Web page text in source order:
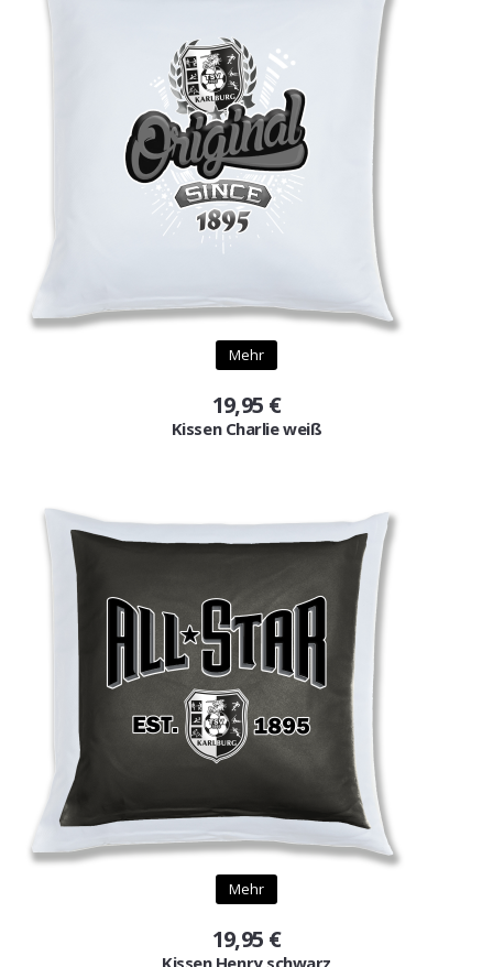
Mehr
19,95 €
Kissen Charlie weiß
Mehr
19,95 €
Kissen Henry schwarz